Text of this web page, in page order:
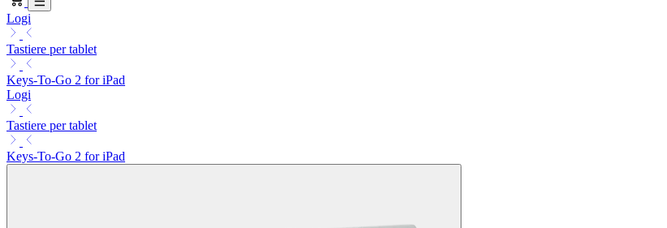
Logi
Tastiere per tablet
Keys-To-Go 2 for iPad
Logi
Tastiere per tablet
Keys-To-Go 2 for iPad